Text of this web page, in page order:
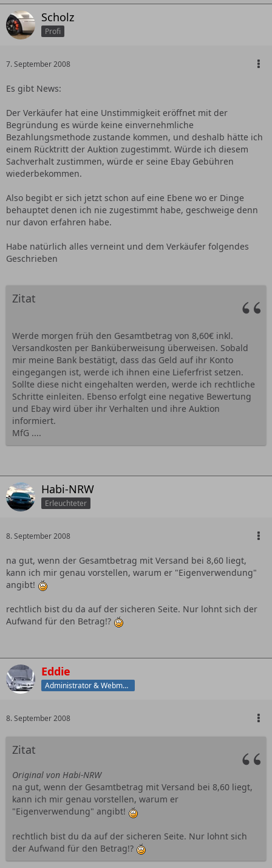
Scholz
Profi
7. September 2008
Es gibt News:
Der Verkäufer hat eine Unstimmigkeit eröffnet mit der
Begründung es würde keine einvernehmliche
Bezahlungsmethode zustande kommen, und deshalb hätte ich
einem Rücktritt der Auktion zugestimmt. Würde ich diesem
Sachverhalt zustimmen, würde er seine Ebay Gebühren
wiederbekommen.
Also begibt er sich jetzt schon auf eine Ebene wo er Dinge
behauptet denen ich nie zugestimmt habe, geschweige denn
nur davon erfahren habe.
Habe natürlich alles verneint und dem Verkäufer folgendes
Geschrieben
Zitat
Werde morgen früh den Gesamtbetrag von 8,60€ inkl.
Versandkosten per Banküberweisung überweisen. Sobald
mir meine Bank bestätigt, dass das Geld auf ihr Konto
eingegangen ist, werde ich ihnen eine Lieferfrist setzen.
Sollte diese nicht eingehalten werden, werde ich rechtliche
Schritte einleiten. Ebenso erfolgt eine negative Bewertung
und Ebay wird über ihr Verhalten und ihre Auktion
informiert.
MfG ....
Habi-NRW
Erleuchteter
8. September 2008
na gut, wenn der Gesamtbetrag mit Versand bei 8,60 liegt,
kann ich mir genau vorstellen, warum er "Eigenverwendung"
angibt!
rechtlich bist du da auf der sicheren Seite. Nur lohnt sich der
Aufwand für den Betrag!?
Eddie
Administrator & Webmaster
8. September 2008
Zitat
Original von Habi-NRW
na gut, wenn der Gesamtbetrag mit Versand bei 8,60 liegt,
kann ich mir genau vorstellen, warum er
"Eigenverwendung" angibt!
rechtlich bist du da auf der sicheren Seite. Nur lohnt sich
der Aufwand für den Betrag!?